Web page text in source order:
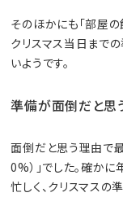
そのほかにも「部屋の
クリスマス当日まで
いようです。
準備が面倒だと思
面倒だと思う理由で
0%）」でした。確か
忙しく、クリスマスの